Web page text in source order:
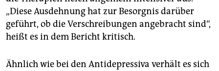
„Diese Ausdehnung hat zur Besorgnis darüber
geführt, ob die Verschreibungen angebracht sind“,
heißt es in dem Bericht kritisch.
Ähnlich wie bei den Antidepressiva verhält es sich